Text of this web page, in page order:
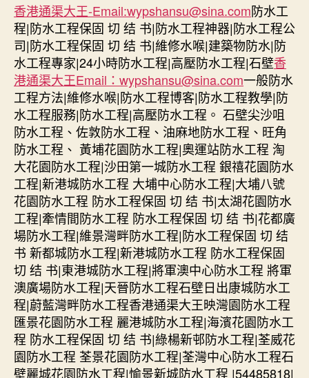
香港通渠大王-Email:wypshansu@sina.com防水工
程|防水工程保固 切 结 书|防水工程神器|防水工程公
司|防水工程保固 切 结 书|維修水喉|建築物防水|防
水工程專家|24小時防水工程|高壓防水工程|石壁香
港通渠大王Email：wypshansu@sina.com一般防水
工程方法|維修水喉|防水工程博客|防水工程教學|防
水工程服務|防水工程|高壓防水工程。 石壁尖沙咀
防水工程、佐敦防水工程、油麻地防水工程、旺角
防水工程、 黃埔花園防水工程|奧運站防水工程 淘
大花園防水工程|沙田第一城防水工程 銀禧花園防水
工程|新港城防水工程 大埔中心防水工程|大埔八號
花園防水工程 防水工程保固 切 结 书|太湖花園防水
工程|牽情間防水工程 防水工程保固 切 结 书|花都廣
場防水工程|維景灣畔防水工程|防水工程保固 切 结
书 新都城防水工程|新港城防水工程 防水工程保固
切 结 书|東港城防水工程|將軍澳中心防水工程 將軍
澳廣場防水工程|天晉防水工程石壁日出康城防水工
程|蔚藍灣畔防水工程香港通渠大王映灣園防水工程
匯景花園防水工程 麗港城防水工程|海濱花園防水工
程 防水工程保固 切 结 书|綠楊新邨防水工程|荃威花
園防水工程 荃景花園防水工程|荃灣中心防水工程石
壁麗城花園防水工程|愉景新城防水工程 |54485818|